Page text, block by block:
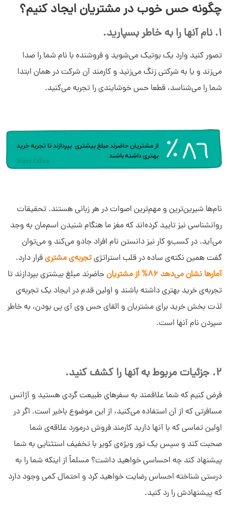
چگونه حس خوب در مشتریان ایجاد کنیم؟
1. نام آنها را به خاطر بسپارید.
تصور کنید وارد یک بوتیک می‌­شوید و فروشنده با نام شما را صدا
می‌زند و یا به شرکتی زنگ می‌­زنید و کارمند آن شرکت در همان ابتدا
شما را می‌­شناسد، قطعا حس خوشایندی را تجربه می­‌کنید.
نام‌­ها شیرین­‌ترین و مهم‌­ترین اصوات در هر زبانی هستند. تحقیقات
روانشناسی نیز تایید کرده‌­اند که مغز ما هنگام شنیدن اسم‌مان به وجد
می­‌آید. در کسب‌و کار نیز دانستن نام افراد جادو می­‌کند و می­‌توان
گفت همین نکته‌­ی ساده در قلب استراتژیتجربه­‌ی مشتریقرار دارد.
آمارها نشان می‌دهد 86% از مشتریان
حاضرند مبلغ بیشتری بپردازند تا
تجربه‌ی خرید بهتری داشته باشند و اولین قدم در ایجاد یک تجربه­‌ی
لذت بخش خرید برای مشتریان و القای حس وی آی پی بودن، به خاطر
سپردن نام آنها است.
2. جزئیات مربوط به آنها را کشف کنید.
فرض کنیم که شما علاقمند به سفرهای طبیعت­ گردی هستید و آژانس
مسافرتی که از آن استفاده می­‌کنید، از این موضوع باخبر است. اگر در
اولین تماسی که با آنها دارید کارمند فروش درمورد علاقه‌­ی شما
صحبت کند و سپس یک تور ویژه‌­ی کویر با تخفیف استثنایی به شما
پیشنهاد کند چه احساسی خواهید داشت؟ مسلماً از اینکه شما را به
درستی شناخته احساس رضایت خواهید کرد و احتمال کمی وجود دارد
که پیشنهادش را رد کنید.